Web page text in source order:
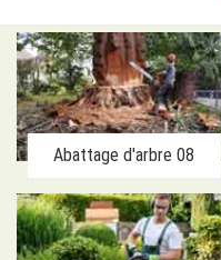
Abattage d'arbre 08